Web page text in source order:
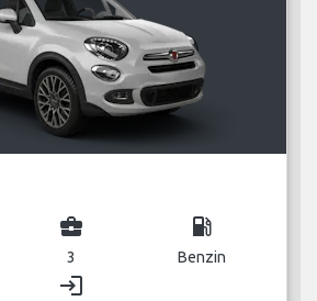
business_center
3
local_gas_station
Benzin
login